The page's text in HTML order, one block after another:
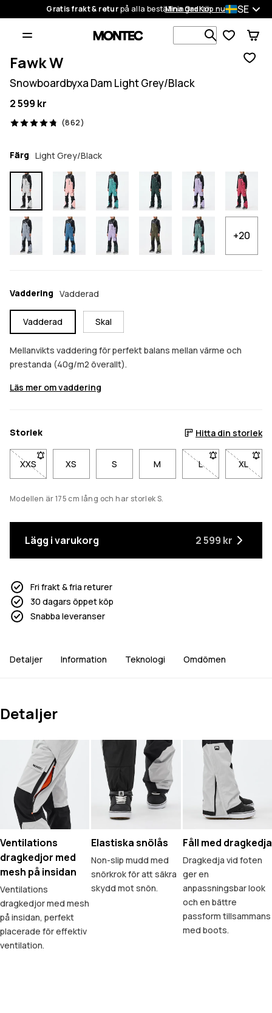
Gratis frakt & returpå alla beställningarKöp nu
Mina Ordrar SE
Sök bland
Fawk W
Snowboardbyxa Dam Light Grey/Black
2 599 kr
(862)
862 recensioner, 4.8/5
Färg Light Grey/Black
+20
Vaddering Vadderad
Vadderad Skal
Mellanvikts vaddering för perfekt balans mellan värme och
prestanda (40g/m2 överallt).
Läs mer om vaddering
Storlek Hitta din storlek
XXS- Storlek XXS är inte tillgänglig. Klicka för att bli meddelad
XS S M L- Storlek L är inte
XL
-
Modellen är 175 cm lång och har storlek S.
Lägg i varukorg 2 599 kr
Fri frakt & fria returer
30 dagars öppet köp
Snabba leveranser
Detaljer Information Teknologi Omdömen
Detaljer
Ventilations
dragkedjor med
mesh på insidan
Ventilations
dragkedjor med mesh
på insidan, perfekt
placerade för effektiv
ventilation.
Elastiska snölås
Non-slip mudd med
snörkrok för att säkra
skydd mot snön.
Fåll med dragkedja
Dragkedja vid foten
ger en
anpassningsbar look
och en bättre
passform tillsammans
med boots.